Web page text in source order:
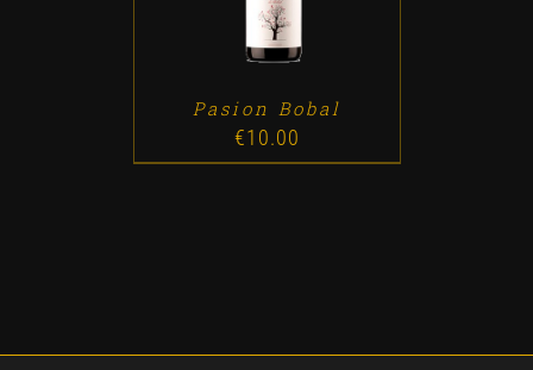
Pasion Bobal
€10.00